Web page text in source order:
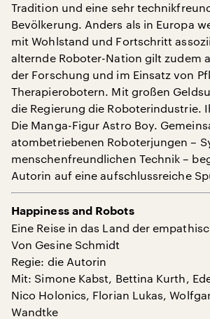
Tradition und eine sehr
Bevölkerung. Anders als in Europa
mit Wohlstand und Fortschritt
alternde Roboter-Nation gilt zudem
der Forschung und im Einsatz von
Therapierobotern. Mit großen
die Regierung die Roboterindustrie.
Die Manga-Figur Astro Boy.
atombetriebenen Roboterjungen –
menschenfreundlichen Technik –
Autorin auf eine aufschlussreiche
Happiness and Robots
Eine Reise in das Land der
Von Gesine Schmidt
Regie: die Autorin
Mit: Simone Kabst, Bettina Kurth,
Nico Holonics, Florian Lukas,
Wandtke